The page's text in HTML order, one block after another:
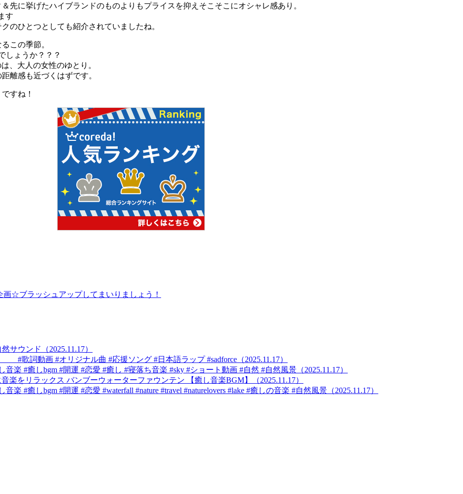
先に挙げたハイブランドのものよりもプライスを抑えそこそこにオシャレ感あり。
す
のひとつとしても紹介されていましたね。
この季節。
しょうか？？？
、大人の女性のゆとり。
離感も近づくはずです。
すね！
画☆ブラッシュアップしてまいりましょう！
サウンド（2025.11.17）
ジナル曲 #応援ソング #日本語ラップ #sadforce（2025.11.17）
楽 #癒しbgm #開運 #恋愛 #癒し #寝落ち音楽 #sky #ショート動画 #自然 #自然風景（2025.11.17）
音楽をリラックス バンブーウォーターファウンテン 【癒し音楽BGM】（2025.11.17）
楽 #癒しbgm #開運 #恋愛 #waterfall #nature #travel #naturelovers #lake #癒しの音楽 #自然風景（2025.11.17）